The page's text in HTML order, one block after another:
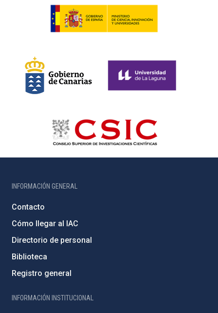
INFORMACIÓN GENERAL
Contacto
Cómo llegar al IAC
Directorio de personal
Biblioteca
Registro general
INFORMACIÓN INSTITUCIONAL